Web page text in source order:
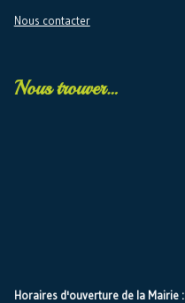
Nous contacter
Nous trouver…
Horaires d'ouverture de la Mairie :